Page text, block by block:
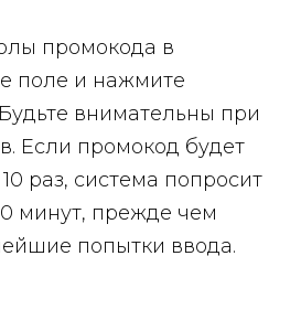
промокода в
поле и нажмите
Будьте внимательны при
Если промокод будет
раз, система попросит
минут, прежде чем
попытки ввода.